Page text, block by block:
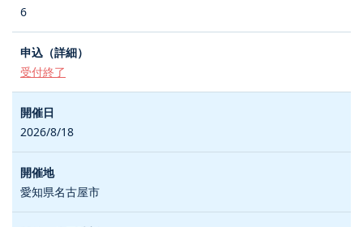
6
受付終了
2026/8/18
愛知県名古屋市